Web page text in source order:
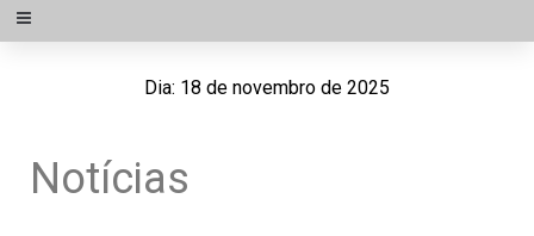
Dia: 18 de novembro de 2025
Notícias